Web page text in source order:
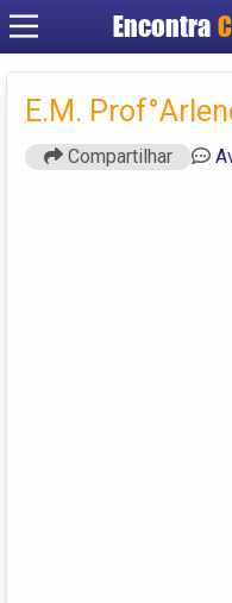
Encontra
E.M.
Compartilhar